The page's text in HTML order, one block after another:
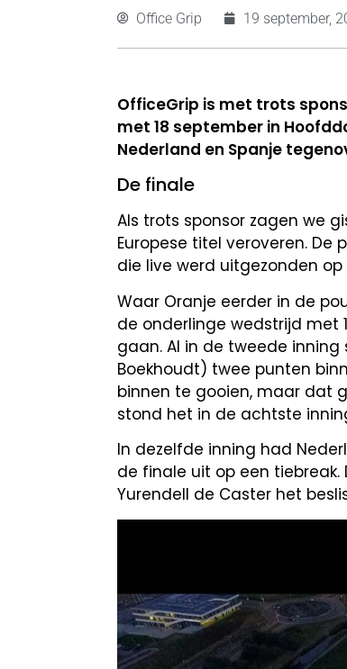
Office Grip 19 september,
OfficeGrip is met trots
met 18 september in
Nederland en Spanje
De finale
Als trots sponsor zagen we
Europese titel veroveren.
die live werd uitgezonden
Waar Oranje eerder in de
de onderlinge wedstrijd met
gaan. Al in de tweede inning
Boekhoudt) twee punten
binnen te gooien, maar dat
stond het in de achtste
In dezelfde inning had
de finale uit op een
Yurendell de Caster het